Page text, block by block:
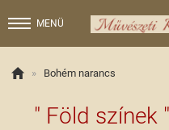
MENÜ
 » Bohém narancs
" Föld színek